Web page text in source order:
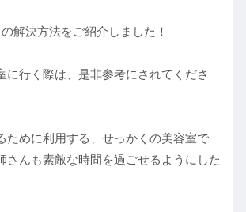
解決方法をご紹介しました！
に行く際は、是非参考にされてくださ
ために利用する、せっかくの美容室で
さんも素敵な時間を過ごせるようにした